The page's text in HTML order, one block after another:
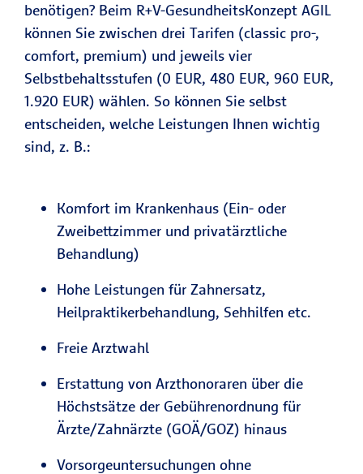
benötigen? Beim R+V-GesundheitsKonzept AGIL
können Sie zwischen drei Tarifen (classic pro-,
comfort, premium) und jeweils vier
Selbstbehaltsstufen (0 EUR, 480 EUR, 960 EUR,
1.920 EUR) wählen. So können Sie selbst
entscheiden, welche Leistungen Ihnen wichtig
sind, z. B.:
Komfort im Krankenhaus (Ein- oder
Zweibettzimmer und privatärztliche
Behandlung)
Hohe Leistungen für Zahnersatz,
Heilpraktikerbehandlung, Sehhilfen etc.
Freie Arztwahl
Erstattung von Arzthonoraren über die
Höchstsätze der Gebührenordnung für
Ärzte/Zahnärzte (GOÄ/GOZ) hinaus
Vorsorgeuntersuchungen ohne